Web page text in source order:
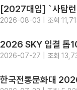
2026-08-03 | 조회
2026-07-27 | 조회